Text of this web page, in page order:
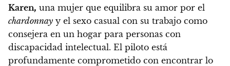
Karen, una mujer que equilibra su amor por el
chardonnay y el sexo casual con su trabajo como
consejera en un hogar para personas con
discapacidad intelectual. El piloto está
profundamente comprometido con encontrar lo